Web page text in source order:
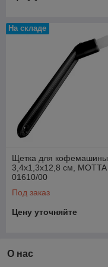
На складе
Щетка для кофемашины
3,4х1,3х12,8 см, MOTTA
01610/00
Под заказ
Цену уточняйте
О нас